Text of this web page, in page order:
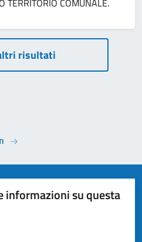
TERRITORIO COMUNALE.
risultati
informazioni su questa